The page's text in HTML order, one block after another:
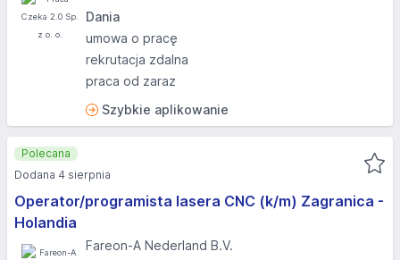
Dania
umowa o pracę
rekrutacja zdalna
praca od zaraz
Szybkie aplikowanie
Operator/programista lasera CNC (k/m) Zagranica -
Holandia
Fareon-A Nederland B.V.
Polecana
Dodana 4 sierpnia